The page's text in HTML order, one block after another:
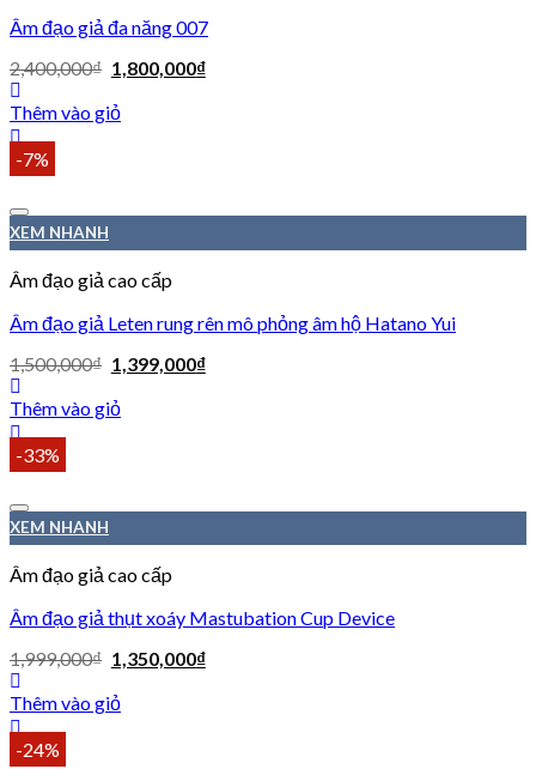
Âm đạo giả đa năng 007
2,400,000₫ 1,800,000₫
Thêm vào giỏ
-7%
XEM NHANH
Âm đạo giả cao cấp
Âm đạo giả Leten rung rên mô phỏng âm hộ Hatano Yui
1,500,000₫ 1,399,000₫
Thêm vào giỏ
-33%
XEM NHANH
Âm đạo giả cao cấp
Âm đạo giả thụt xoáy Mastubation Cup Device
1,999,000₫ 1,350,000₫
Thêm vào giỏ
-24%